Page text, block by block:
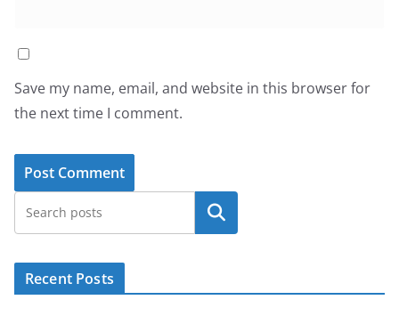
Save my name, email, and website in this browser for
the next time I comment.
Search
Recent Posts